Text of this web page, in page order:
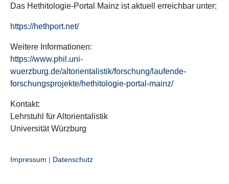
Das Hethitologie-Portal Mainz ist aktuell erreichbar unter:
https://hethport.net/
Weitere Informationen:
https://www.phil.uni-
wuerzburg.de/altorientalistik/forschung/laufende-
forschungsprojekte/hethitologie-portal-mainz/
Kontakt:
Lehrstuhl für Altorientalistik
Universität Würzburg
Impressum | Datenschutz